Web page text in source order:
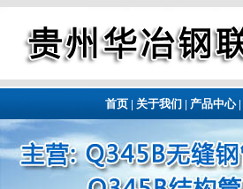
首页 | 关于我们 | 产品中心|